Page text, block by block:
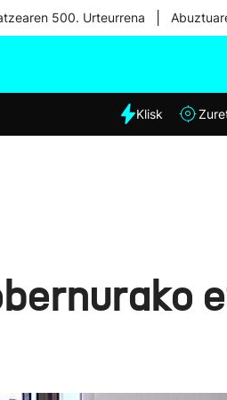
500. Urteurrena
Eguraldia
Klisk